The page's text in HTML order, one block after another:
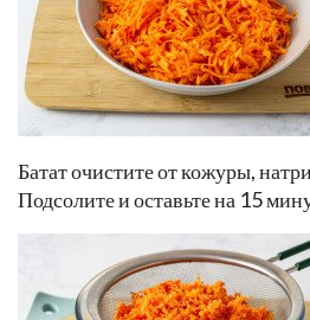
Батат очистите от кожуры,
Подсолите и оставьте на 15